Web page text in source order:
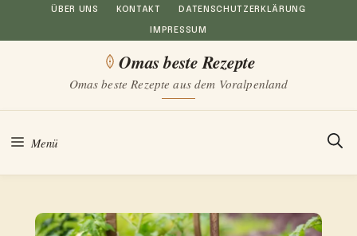
Inhalt
ÜBER UNS KONTAKT DATENSCHUTZERKLÄRUNG
IMPRESSUM
Omas beste Rezepte
Omas beste Rezepte aus dem Voralpenland
Menü